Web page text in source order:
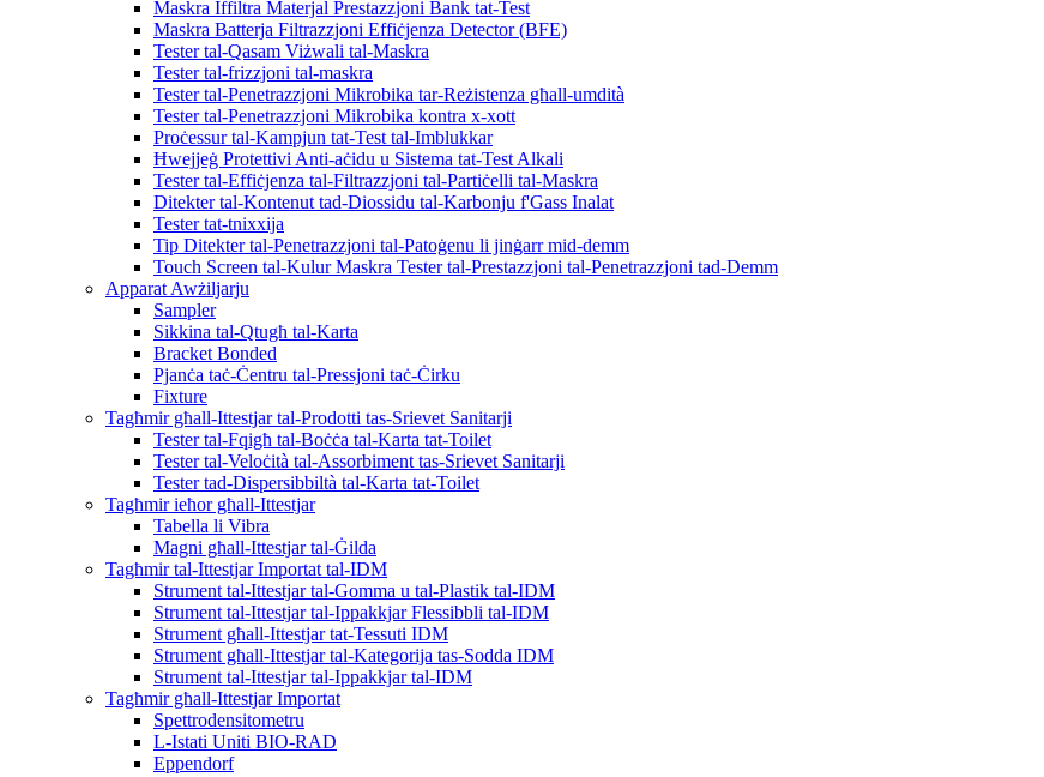
Maskra Iffiltra Materjal Prestazzjoni Bank tat-Test
Maskra Batterja Filtrazzjoni Effiċjenza Detector (BFE)
Tester tal-Qasam Viżwali tal-Maskra
Tester tal-frizzjoni tal-maskra
Tester tal-Penetrazzjoni Mikrobika tar-Reżistenza għall-umdità
Tester tal-Penetrazzjoni Mikrobika kontra x-xott
Proċessur tal-Kampjun tat-Test tal-Imblukkar
Ħwejjeġ Protettivi Anti-aċidu u Sistema tat-Test Alkali
Tester tal-Effiċjenza tal-Filtrazzjoni tal-Partiċelli tal-Maskra
Ditekter tal-Kontenut tad-Diossidu tal-Karbonju f'Gass Inalat
Tester tat-tnixxija
Tip Ditekter tal-Penetrazzjoni tal-Patoġenu li jinġarr mid-demm
Touch Screen tal-Kulur Maskra Tester tal-Prestazzjoni tal-Penetrazzjoni tad-Demm
Apparat Awżiljarju
Sampler
Sikkina tal-Qtugħ tal-Karta
Bracket Bonded
Pjanċa taċ-Ċentru tal-Pressjoni taċ-Ċirku
Fixture
Tagħmir għall-Ittestjar tal-Prodotti tas-Srievet Sanitarji
Tester tal-Fqigħ tal-Boċċa tal-Karta tat-Toilet
Tester tal-Veloċità tal-Assorbiment tas-Srievet Sanitarji
Tester tad-Dispersibbiltà tal-Karta tat-Toilet
Tagħmir ieħor għall-Ittestjar
Tabella li Vibra
Magni għall-Ittestjar tal-Ġilda
Tagħmir tal-Ittestjar Importat tal-IDM
Strument tal-Ittestjar tal-Gomma u tal-Plastik tal-IDM
Strument tal-Ittestjar tal-Ippakkjar Flessibbli tal-IDM
Strument għall-Ittestjar tat-Tessuti IDM
Strument għall-Ittestjar tal-Kategorija tas-Sodda IDM
Strument tal-Ittestjar tal-Ippakkjar tal-IDM
Tagħmir għall-Ittestjar Importat
Spettrodensitometru
L-Istati Uniti BIO-RAD
Eppendorf